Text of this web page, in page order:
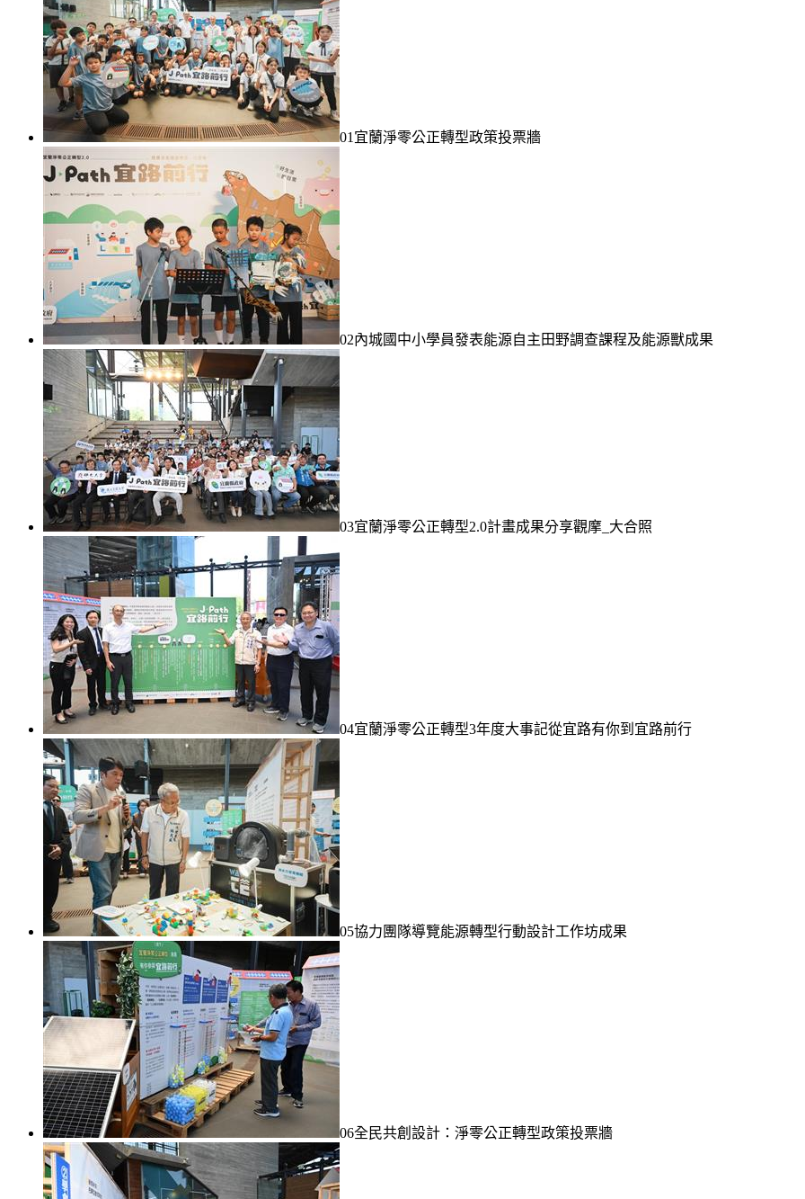
01宜蘭淨零公正轉型政策投票牆
02內城國中小學員發表能源自主田野調查課程及能源獸成果
03宜蘭淨零公正轉型2.0計畫成果分享觀摩_大合照
04宜蘭淨零公正轉型3年度大事記從宜路有你到宜路前行
05協力團隊導覽能源轉型行動設計工作坊成果
06全民共創設計：淨零公正轉型政策投票牆